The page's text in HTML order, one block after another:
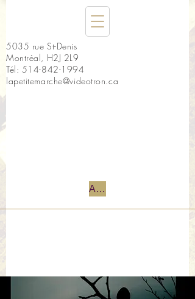
5035 rue St-Denis
Montréal, H2J 2L9
Tél: 514-842-1994
lapetitemarche@videotron.ca
Accueil